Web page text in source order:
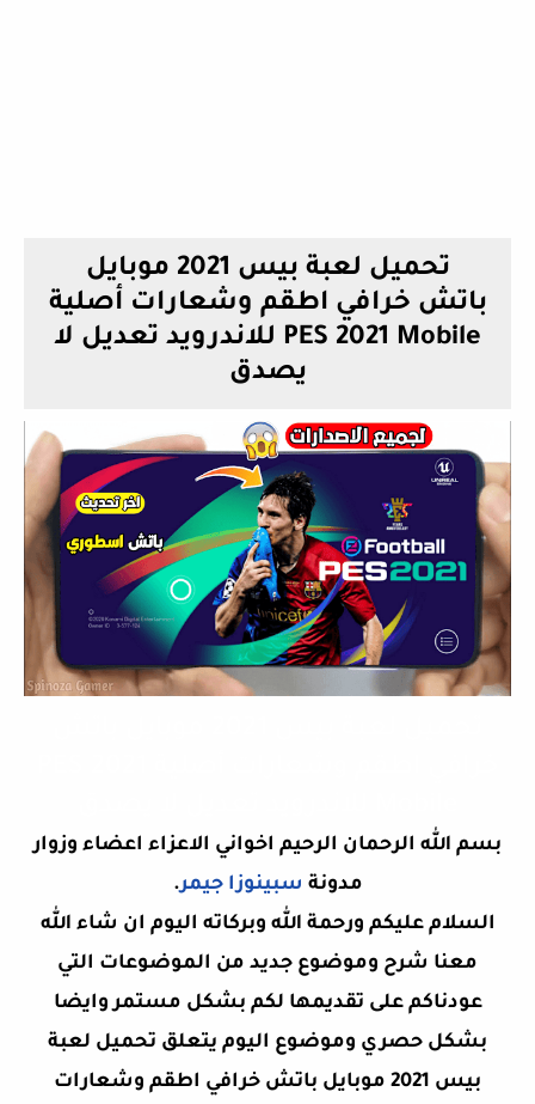
تحميل لعبة بيس 2021 موبايل
باتش خرافي اطقم وشعارات أصلية
PES 2021 Mobile للاندرويد تعديل لا
يصدق
بسم الله الرحمان الرحيم اخواني الاعزاء اعضاء وزوار
مدونة سبينوزا جيمر.
السلام عليكم ورحمة الله وبركاته اليوم ان شاء الله
معنا شرح وموضوع جديد من الموضوعات التي
عودناكم على تقديمها لكم بشكل مستمر وايضا
بشكل حصري وموضوع اليوم يتعلق تحميل لعبة
بيس 2021 موبايل باتش خرافي اطقم وشعارات